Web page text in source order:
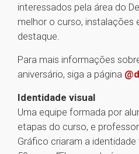
interessados pela área do
melhor o curso, instalações
destaque.
Para mais informações
aniversário, siga a página
Identidade visual
Uma equipe formada por
etapas do curso, e
Gráfico criaram a